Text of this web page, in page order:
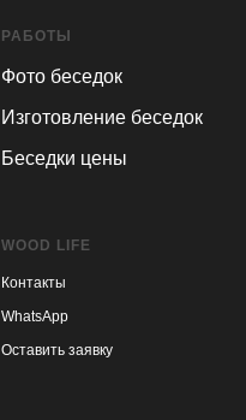
РАБОТЫ
Фото беседок
Изготовление беседок
Беседки цены
WOOD LIFE
Контакты
WhatsApp
Оставить заявку